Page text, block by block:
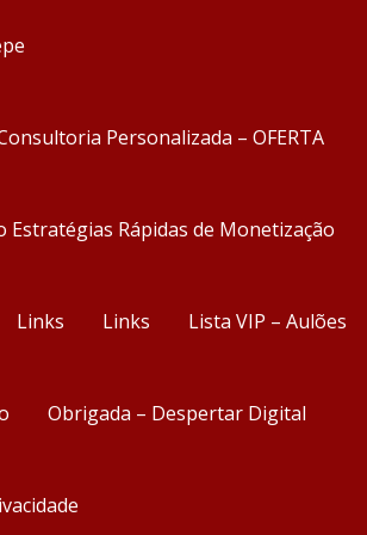
Personalizada – OFERTA
Estratégias Rápidas de Monetização
Links Links Lista VIP – Aulões
Obrigada – Despertar Digital